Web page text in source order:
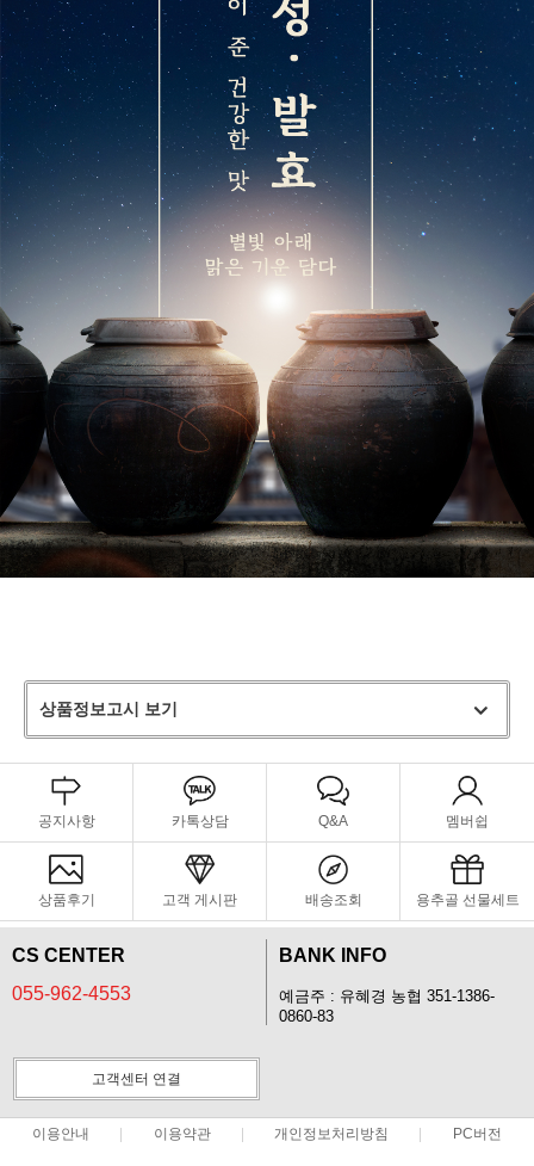
상품정보고시 보기
공지사항 카톡상담 Q&A 멤버쉽
상품후기 고객 게시판 배송조회 용추골 선물세트
CS CENTER
055-962-4553
BANK INFO
예금주 : 유혜경 농협 351-1386-
0860-83
고객센터 연결
이용안내 이용약관 개인정보처리방침 PC버전